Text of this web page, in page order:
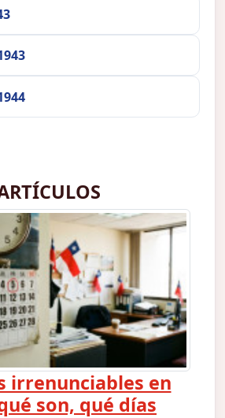
irrenunciables en
son, qué días